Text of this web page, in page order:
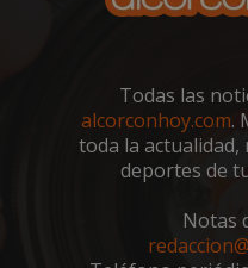
Todas las
alcorconhoy.com.
toda la actualidad,
deportes de
Notas